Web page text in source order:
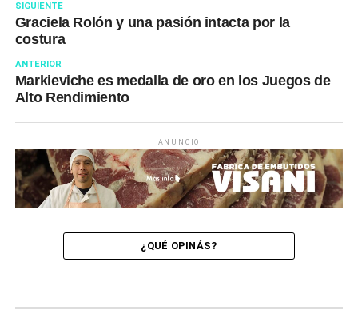
SIGUIENTE
Graciela Rolón y una pasión intacta por la
costura
ANTERIOR
Markieviche es medalla de oro en los Juegos de
Alto Rendimiento
ANUNCIO
¿QUÉ OPINÁS?